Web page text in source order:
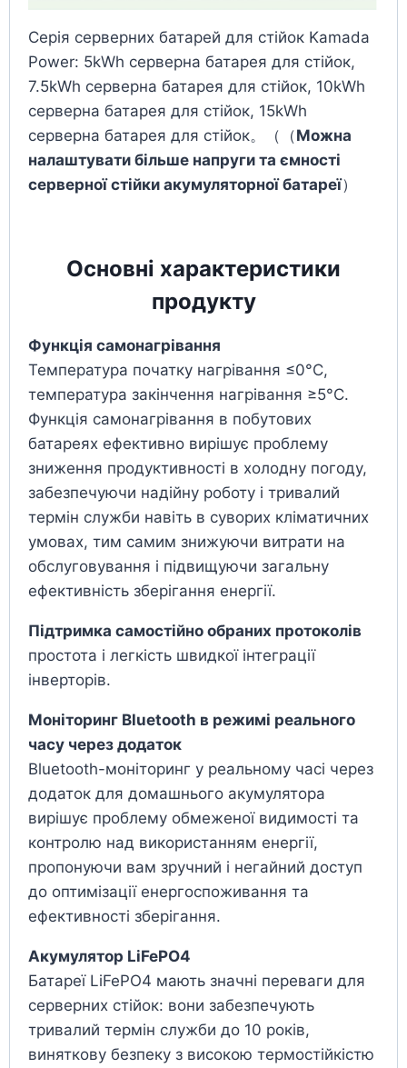
Серія серверних батарей для стійок Kamada
Power: 5kWh серверна батарея для стійок,
7.5kWh серверна батарея для стійок, 10kWh
серверна батарея для стійок, 15kWh
серверна батарея для стійок。（（Можна
налаштувати більше напруги та ємності
серверної стійки акумуляторної батареї）
Основні характеристики
продукту
Функція самонагрівання
Температура початку нагрівання ≤0°C,
температура закінчення нагрівання ≥5°C.
Функція самонагрівання в побутових
батареях ефективно вирішує проблему
зниження продуктивності в холодну погоду,
забезпечуючи надійну роботу і тривалий
термін служби навіть в суворих кліматичних
умовах, тим самим знижуючи витрати на
обслуговування і підвищуючи загальну
ефективність зберігання енергії.
Підтримка самостійно обраних протоколів
простота і легкість швидкої інтеграції
інверторів.
Моніторинг Bluetooth в режимі реального
часу через додаток
Bluetooth-моніторинг у реальному часі через
додаток для домашнього акумулятора
вирішує проблему обмеженої видимості та
контролю над використанням енергії,
пропонуючи вам зручний і негайний доступ
до оптимізації енергоспоживання та
ефективності зберігання.
Акумулятор LiFePO4
Батареї LiFePO4 мають значні переваги для
серверних стійок: вони забезпечують
тривалий термін служби до 10 років,
виняткову безпеку з високою термостійкістю